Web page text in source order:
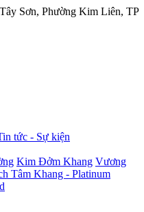
Sơn, Phường Kim Liên, TP
tức - Sự kiện
Kim Đởm Khang Vương
Tâm Khang - Platinum